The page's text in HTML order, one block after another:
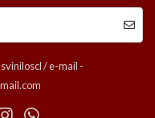
/ e-mail -